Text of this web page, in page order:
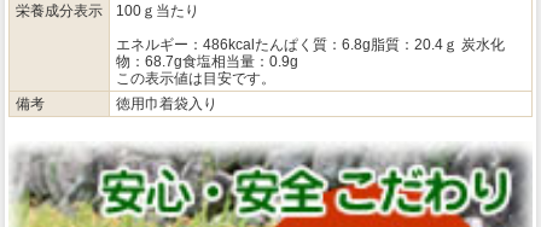
栄養成分表示
100ｇ当たり
エネルギー：486kcalたんぱく質：6.8g脂質：20.4ｇ 炭水化
物：68.7g食塩相当量：0.9g
この表示値は目安です。
備考
徳用巾着袋入り